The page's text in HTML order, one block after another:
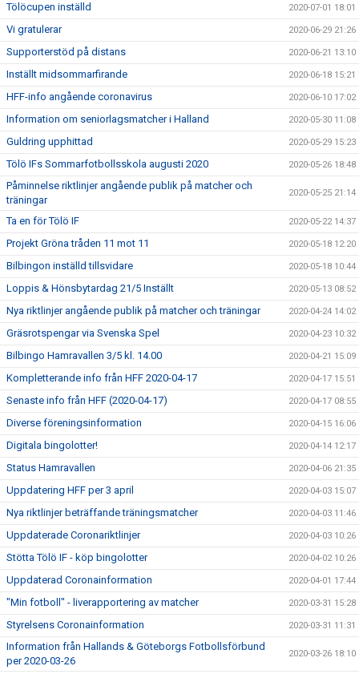
Tölöcupen inställd 2020-07-01 18:01
Vi gratulerar 2020-06-29 21:26
Supporterstöd på distans 2020-06-21 13:10
Inställt midsommarfirande 2020-06-18 15:21
HFF-info angående coronavirus 2020-06-10 17:02
Information om seniorlagsmatcher i Halland 2020-05-30 11:08
Guldring upphittad 2020-05-29 15:23
Tölö IFs Sommarfotbollsskola augusti 2020 2020-05-26 18:48
Påminnelse riktlinjer angående publik på matcher och
träningar
2020-05-25 21:14
Ta en för Tölö IF 2020-05-22 14:37
Projekt Gröna tråden 11 mot 11 2020-05-18 12:20
Bilbingon inställd tillsvidare 2020-05-18 10:44
Loppis & Hönsbytardag 21/5 Inställt 2020-05-13 08:52
Nya riktlinjer angående publik på matcher och träningar 2020-04-24 14:02
Gräsrotspengar via Svenska Spel 2020-04-23 10:32
Bilbingo Hamravallen 3/5 kl. 14.00 2020-04-21 15:09
Kompletterande info från HFF 2020-04-17 2020-04-17 15:51
Senaste info från HFF (2020-04-17) 2020-04-17 08:55
Diverse föreningsinformation 2020-04-15 16:06
Digitala bingolotter! 2020-04-14 12:17
Status Hamravallen 2020-04-06 21:35
Uppdatering HFF per 3 april 2020-04-03 15:07
Nya riktlinjer beträffande träningsmatcher 2020-04-03 11:46
Uppdaterade Coronariktlinjer 2020-04-03 10:26
Stötta Tölö IF - köp bingolotter 2020-04-02 10:26
Uppdaterad Coronainformation 2020-04-01 17:44
"Min fotboll" - liverapportering av matcher 2020-03-31 15:28
Styrelsens Coronainformation 2020-03-31 11:31
Information från Hallands & Göteborgs Fotbollsförbund
per 2020-03-26
2020-03-26 18:10